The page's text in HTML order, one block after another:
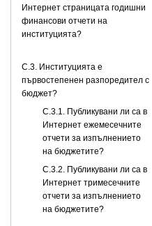
Интернет страницата годишни
финансови отчети на
институцията?
C.3. Институцията е
първостепенен разпоредител с
бюджет?
С.3.1. Публикувани ли са в
Интернет ежемесечните
отчети за изпълнението
на бюджетите?
С.3.2. Публикувани ли са в
Интернет тримесечните
отчети за изпълнението
на бюджетите?